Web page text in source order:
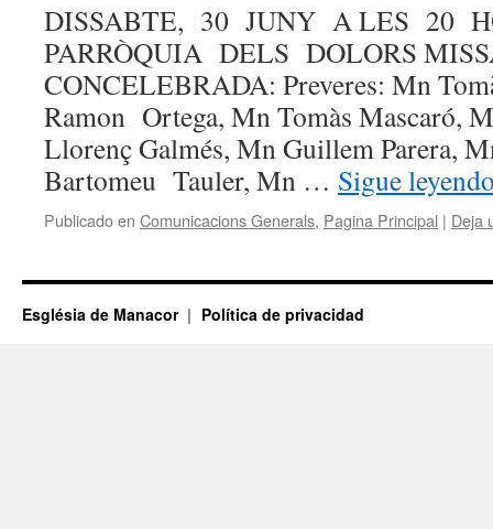
DISSABTE, 30 JUNY A LES 20
PARRÒQUIA DELS DOLORS
CONCELEBRADA: Preveres: Mn
Ramon Ortega, Mn Tomàs Mascaró,
Llorenç Galmés, Mn Guillem Parera,
Bartomeu Tauler, Mn … Sigue
Publicado en Comunicacions Generals, Pagina Principal | Deja
Església de Manacor Política de privacidad